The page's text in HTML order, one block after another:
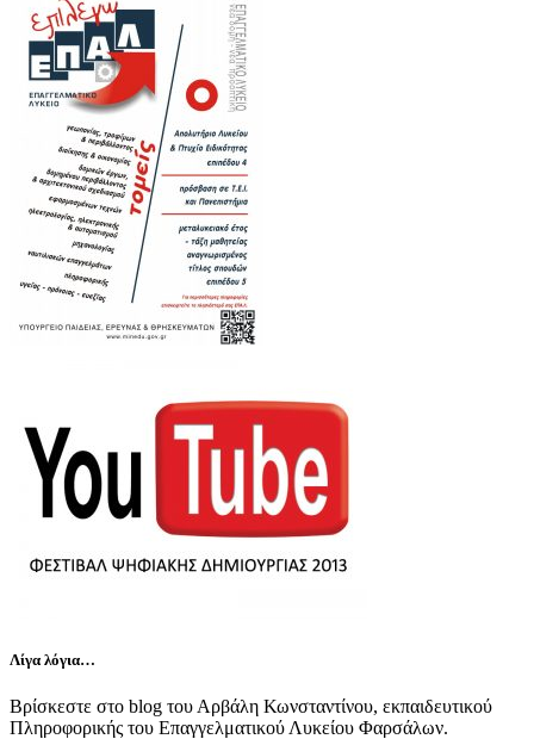
Λίγα λόγια…
Βρίσκεστε στο blog του Αρβάλη Κωνσταντίνου, εκπαιδευτικού
Πληροφορικής του Επαγγελματικού Λυκείου Φαρσάλων.